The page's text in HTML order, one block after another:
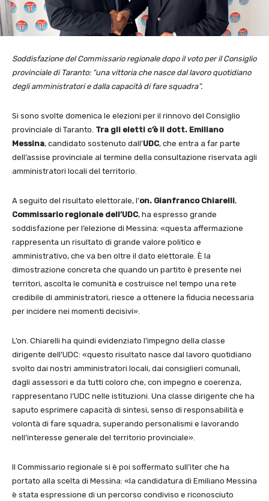
Soddisfazione del Commissario regionale dopo il voto per il Consiglio
provinciale di Taranto: “una vittoria che nasce dal lavoro quotidiano
degli amministratori e dalla capacità di fare squadra”.
Si sono svolte domenica le elezioni per il rinnovo del Consiglio
provinciale di Taranto. Tra gli eletti c’è il dott. Emiliano
Messina, candidato sostenuto dall’UDC, che entra a far parte
dell’assise provinciale al termine della consultazione riservata agli
amministratori locali del territorio.
A seguito del risultato elettorale, l’on. Gianfranco Chiarelli,
Commissario regionale dell’UDC, ha espresso grande
soddisfazione per l’elezione di Messina: «questa affermazione
rappresenta un risultato di grande valore politico e
amministrativo, che va ben oltre il dato elettorale. È la
dimostrazione concreta che quando un partito è presente nei
territori, ascolta le comunità e costruisce nel tempo una rete
credibile di amministratori, riesce a ottenere la fiducia necessaria
per incidere nei momenti decisivi».
L’on. Chiarelli ha quindi evidenziato l’impegno della classe
dirigente dell’UDC: «questo risultato nasce dal lavoro quotidiano
svolto dai nostri amministratori locali, dai consiglieri comunali,
dagli assessori e da tutti coloro che, con impegno e coerenza,
rappresentano l’UDC nelle istituzioni. Una classe dirigente che ha
saputo esprimere capacità di sintesi, senso di responsabilità e
volontà di fare squadra, superando personalismi e lavorando
nell’interesse generale del territorio provinciale».
Il Commissario regionale si è poi soffermato sull’iter che ha
portato alla scelta di Messina: «la candidatura di Emiliano Messina
è stata espressione di un percorso condiviso e riconosciuto